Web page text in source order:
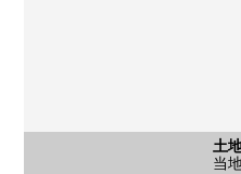
土
当
土
当
土
当
土
当
含有前面
前
土
当
土
当
春日井市立春
步行
春日井市立西
步行